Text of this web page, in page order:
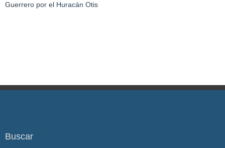
Guerrero por el Huracán Otis
Buscar